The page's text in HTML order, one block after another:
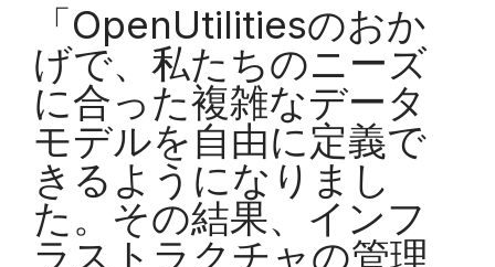
「OpenUtilitiesのおか
げで、私たちのニーズ
に合った複雑なデータ
モデルを自由に定義で
きるようになりまし
た。その結果、インフ
ラストラクチャの管理